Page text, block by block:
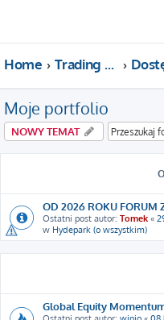
Home Trading For a Living
Moje portfolio
NOWY TEMAT
OD 2026 ROKU FORUM
Ostatni post autor: Tomek «
w Hydepark (o wszystkim)
Global Equity